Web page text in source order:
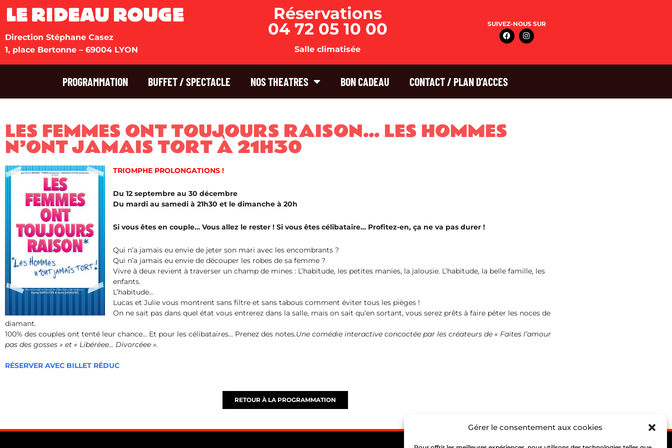
Gérer le consentement aux cookies
Direction Stéphane Casez
1, place Bertonne – 69004 LYON
Réservations
04 72 05 10 00
Salle climatisée
SUIVEZ-NOUS SUR
PROGRAMMATION BUFFET / SPECTACLE NOS THEATRES BON CADEAU CONTACT / PLAN D’ACCES
LES FEMMES ONT TOUJOURS RAISON… LES HOMMES
N’ONT JAMAIS TORT À 21H30
TRIOMPHE PROLONGATIONS !
Du 12 septembre au 30 décembre
Du mardi au samedi à 21h30 et le dimanche à 20h
Si vous êtes en couple… Vous allez le rester ! Si vous êtes célibataire… Profitez-en, ça ne va pas durer !
Qui n’a jamais eu envie de jeter son mari avec les encombrants ?
Qui n’a jamais eu envie de découper les robes de sa femme ?
Vivre à deux revient à traverser un champ de mines : L’habitude, les petites manies, la jalousie. L’habitude, la belle famille, les
enfants.
L’habitude…
Lucas et Julie vous montrent sans filtre et sans tabous comment éviter tous les pièges !
On ne sait pas dans quel état vous entrerez dans la salle, mais on sait qu’en sortant, vous serez prêts à faire péter les noces de
diamant.
100% des couples ont tenté leur chance… Et pour les célibataires… Prenez des notes.Une comédie interactive concoctée par les créateurs de « Faites l’amour
pas des gosses » et « Libéréee… Divorcéee ».
RÉSERVER AVEC BILLET RÉDUC
RETOUR À LA PROGRAMMATION